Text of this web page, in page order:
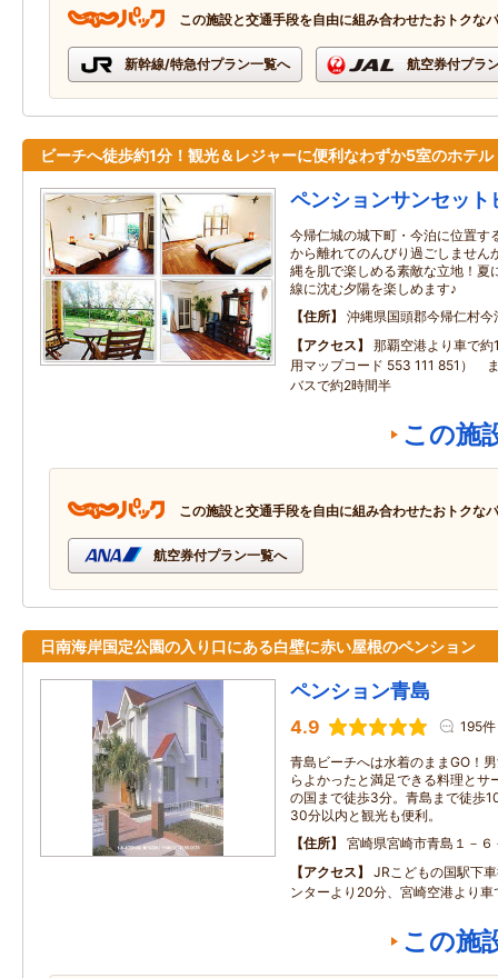
この施設と交通手段を自由に組み合わせたおトクな
新幹線/特急付プラン一覧へ 航空券付プラ
ビーチへ徒歩約1分！観光＆レジャーに便利なわずか5室のホテル
ペンションサンセット
今帰仁城の城下町・今泊に位置す
から離れてのんびり過ごしません
縄を肌で楽しめる素敵な立地！夏
線に沈む夕陽を楽しめます♪
住所
沖縄県国頭郡今帰仁村今
アクセス
那覇空港より車で
用マップコード 553 111 851）
バスで約2時間半
この施
この施設と交通手段を自由に組み合わせたおトクな
航空券付プラン一覧へ
日南海岸国定公園の入り口にある白壁に赤い屋根のペンション
ペンション青島
4.9 195件
青島ビーチへは水着のままGO！
らよかったと満足できる料理とサ
の国まで徒歩3分。青島まで徒歩
30分以内と観光も便利。
住所
宮崎県宮崎市青島１－６
アクセス
JRこどもの国駅下
ンターより20分、宮崎空港より車
この施